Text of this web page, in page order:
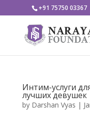
+91 75750 03367
Интим-услуги
лучших девушек
by Darshan Vyas |